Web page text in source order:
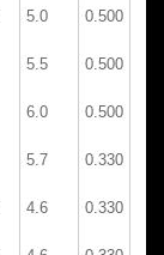
5.0 0.500
5.5 0.500
6.0 0.500
5.7 0.330
4.6 0.330